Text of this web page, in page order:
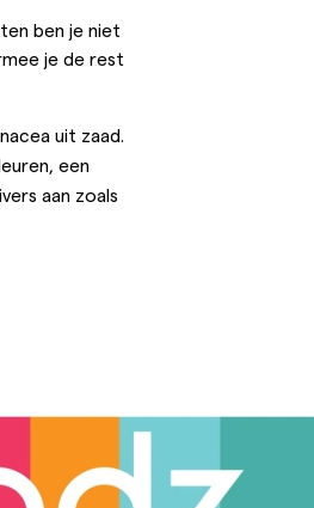
ben je niet
je de rest
uit zaad.
een
aan zoals